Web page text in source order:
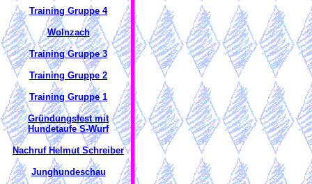
Training Gruppe 4
Wolnzach
Training Gruppe 3
Training Gruppe 2
Training Gruppe 1
Gründungsfest mit
Hundetaufe S-Wurf
Nachruf Helmut Schreiber
Junghundeschau